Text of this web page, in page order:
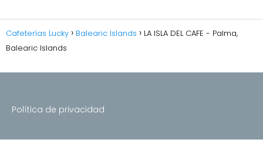
Cafeterías Lucky Balearic Islands
LA ISLA DEL CAFE - Palma,
Balearic Islands
Política de privacidad